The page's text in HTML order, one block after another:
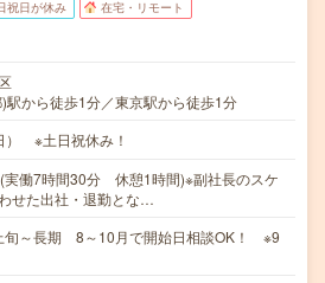
祝日が休み 在宅・リモート
駅から徒歩1分／東京駅から徒歩1分
） ※土日祝休み！
実働7時間30分 休憩1時間)※副社長のスケ
せた出社・退勤とな…
旬～長期 8～10月で開始日相談OK！ ※9